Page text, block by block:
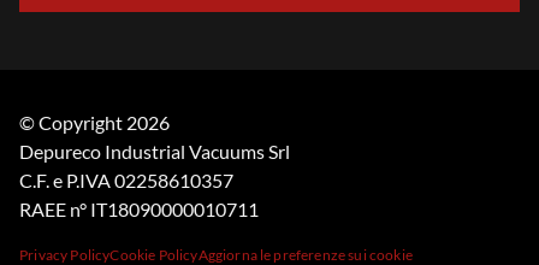
© Copyright 2026
Depureco Industrial Vacuums Srl
C.F. e P.IVA 02258610357
RAEE n° IT18090000010711
Privacy PolicyCookie PolicyAggiorna le preferenze sui cookie